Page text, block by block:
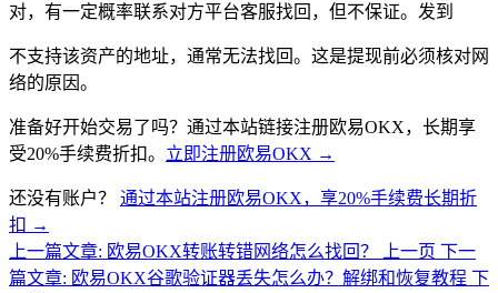
对，有一定概率联系对方平台客服找回，但不保证。发到
不支持该资产的地址，通常无法找回。这是提现前必须核对网
络的原因。
准备好开始交易了吗？通过本站链接注册欧易OKX，长期享
受20%手续费折扣。 立即注册欧易OKX →
还没有账户？ 通过本站注册欧易OKX，享20%手续费长期折
扣 →
上一篇文章: 欧易OKX转账转错网络怎么找回？
上一页 下一
篇文章: 欧易OKX谷歌验证器丢失怎么办？解绑和恢复教程 下